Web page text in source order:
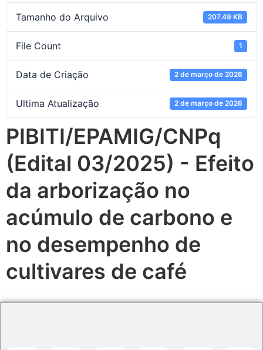
Tamanho do Arquivo 207.49 KB
File Count 1
Data de Criação 2 de março de 2026
Ultima Atualização 2 de março de 2026
PIBITI/EPAMIG/CNPq
(Edital 03/2025) - Efeito
da arborização no
acúmulo de carbono e
no desempenho de
cultivares de café